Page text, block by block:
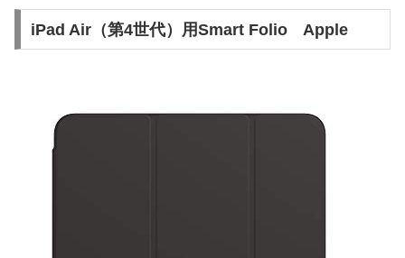
iPad Air（第4世代）用Smart Folio Apple